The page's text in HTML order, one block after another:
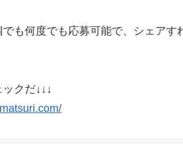
も何度でも応募可能で、シェアす
クだ↓↓↓